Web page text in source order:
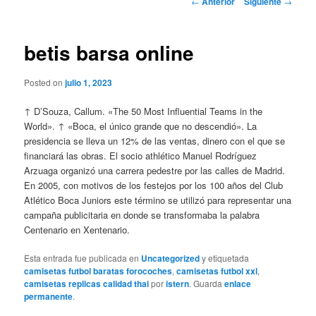
betis barsa online
Posted onjulio 1, 2023
↑ D’Souza, Callum. «The 50 Most Influential Teams in the
World». ↑ «Boca, el único grande que no descendió». La
presidencia se lleva un 12% de las ventas, dinero con el que se
financiará las obras. El socio athlético Manuel Rodríguez
Arzuaga organizó una carrera pedestre por las calles de Madrid.
En 2005, con motivos de los festejos por los 100 años del Club
Atlético Boca Juniors este término se utilizó para representar una
campaña publicitaria en donde se transformaba la palabra
Centenario en Xentenario.
Esta entrada fue publicada en Uncategorizedy etiquetada
camisetas futbol baratas forocoches,camisetas futbol xxl,
camisetas replicas calidad thaiporistern. Guardaenlace
permanente.